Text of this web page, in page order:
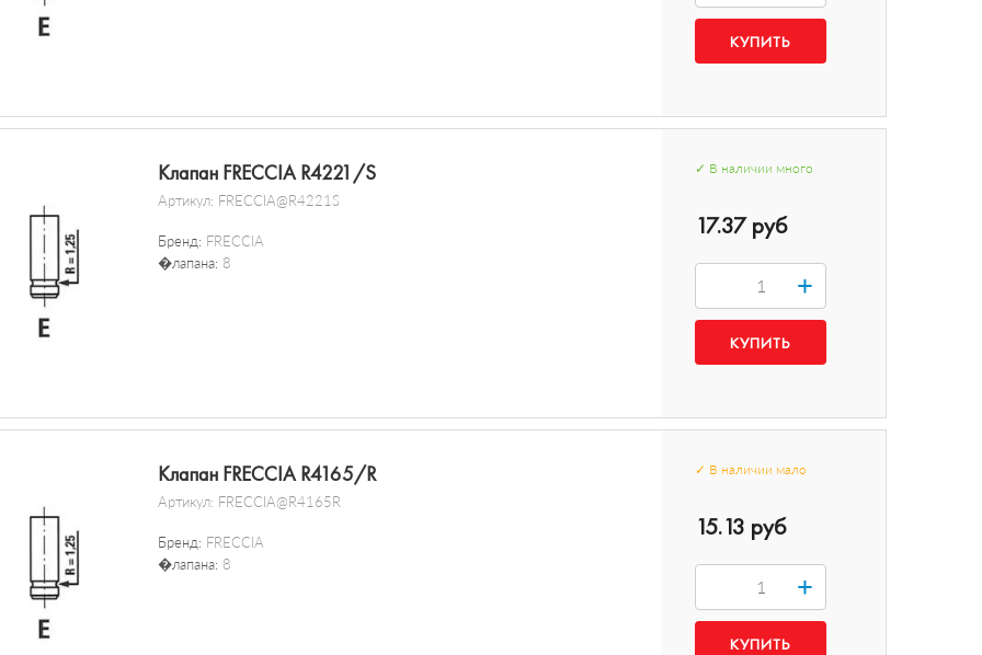
Клапан FRECCIA R4221/S
Артикул: FRECCIA@R4221S
Бренд: FRECCIA
�лапана: 8
✓ В наличии много
17.37 руб
+
Клапан FRECCIA R4165/R
Артикул: FRECCIA@R4165R
Бренд: FRECCIA
�лапана: 8
✓ В наличии мало
15.13 руб
+